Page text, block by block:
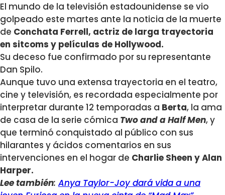
El mundo de la televisión estadounidense se vio
golpeado este martes ante la noticia de la muerte
de Conchata Ferrell, actriz de larga trayectoria
en sitcoms y películas de Hollywood.
Su deceso fue confirmado por su representante
Dan Spilo.
Aunque tuvo una extensa trayectoria en el teatro,
cine y televisión, es recordada especialmente por
interpretar durante 12 temporadas a Berta, la ama
de casa de la serie cómica Two and a Half Men, y
que terminó conquistado al público con sus
hilarantes y ácidos comentarios en sus
intervenciones en el hogar de Charlie Sheen y Alan
Harper.
Lee también: Anya Taylor-Joy dará vida a una